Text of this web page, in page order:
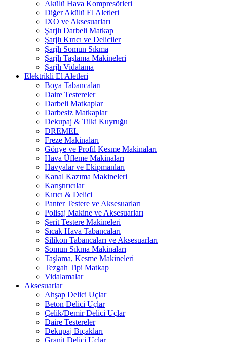
Akülü Hava Kompresörleri
Diğer Akülü El Aletleri
IXO ve Aksesuarları
Şarjlı Darbeli Matkap
Şarjlı Kırıcı ve Deliciler
Şarjlı Somun Sıkma
Şarjlı Taşlama Makineleri
Şarjlı Vidalama
Elektrikli El Aletleri
Boya Tabancaları
Daire Testereler
Darbeli Matkaplar
Darbesiz Matkaplar
Dekupaj & Tilki Kuyruğu
DREMEL
Freze Makinaları
Gönye ve Profil Kesme Makinaları
Hava Üfleme Makinaları
Havyalar ve Ekipmanları
Kanal Kazıma Makineleri
Karıştırıcılar
Kırıcı & Delici
Panter Testere ve Aksesuarları
Polisaj Makine ve Aksesuarları
Şerit Testere Makineleri
Sıcak Hava Tabancaları
Silikon Tabancaları ve Aksesuarları
Somun Sıkma Makinaları
Taşlama, Kesme Makineleri
Tezgah Tipi Matkap
Vidalamalar
Aksesuarlar
Ahşap Delici Uçlar
Beton Delici Uçlar
Çelik/Demir Delici Uçlar
Daire Testereler
Dekupaj Bıçakları
Granit Delici Uçlar